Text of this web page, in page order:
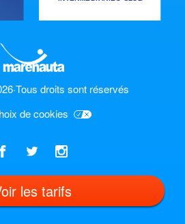
les tarifs
·Tous droits sont réservés
de cookies
Français